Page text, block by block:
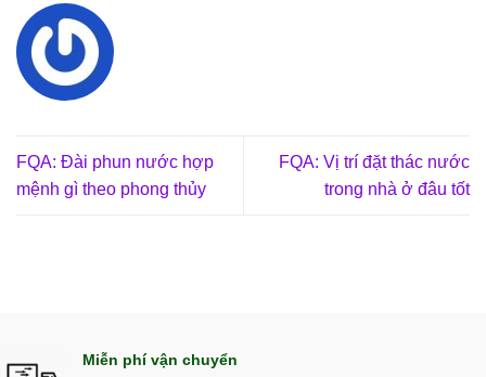
FQA: Đài phun nước hợp
mệnh gì theo phong thủy
FQA: Vị trí đặt thác nước
trong nhà ở đâu tốt
Miễn phí vận chuyển